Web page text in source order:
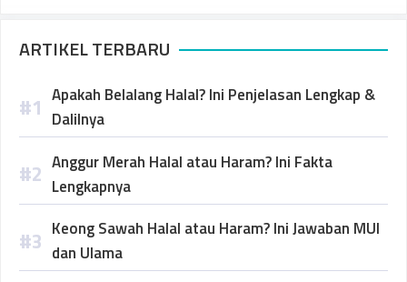
ARTIKEL TERBARU
Apakah Belalang Halal? Ini Penjelasan Lengkap &
Dalilnya
Anggur Merah Halal atau Haram? Ini Fakta
Lengkapnya
Keong Sawah Halal atau Haram? Ini Jawaban MUI
dan Ulama